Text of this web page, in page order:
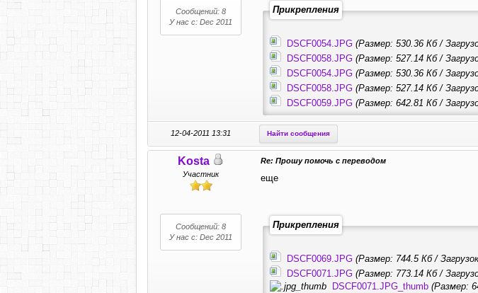
Сообщений: 8
У нас с: Dec 2011
Прикрепления
DSCF0054.JPG(Размер: 530.36 Кб /
DSCF0058.JPG(Размер: 527.14 Кб /
DSCF0054.JPG(Размер: 530.36 Кб /
DSCF0058.JPG(Размер: 527.14 Кб /
DSCF0059.JPG(Размер: 642.81 Кб /
12-04-2011 13:31 Найти сообщения
Kosta
Участник
Сообщений: 8
У нас с: Dec 2011
Re: Прошу помочь с переводом
еще
Прикрепления
DSCF0069.JPG(Размер: 744.5 Кб /
DSCF0071.JPG(Размер: 773.14 Кб /
DSCF0071.JPG_thumb(Размер: